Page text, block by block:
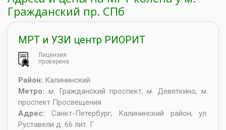
Гражданский пр. СПб
МРТ и УЗИ центр РИОРИТ
Лицензия
проверена
Район: Калининский
Метро: м. Гражданский проспект, м. Девяткино, м.
проспект Просвещения
Адрес: Санкт-Петербург, Калининский район, ул.
Руставели д. 66 лит. Г